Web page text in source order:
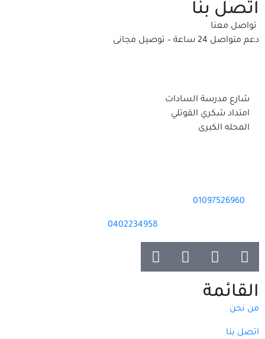
اتصل بنا
تواصل معنا
دعم متواصل 24 ساعة – توصيل مجانى
شارع مدرسة السادات
امتداد شكري القوتلي
المحله الكبرى
01097526960
0402234958
القائمة
من نحن
اتصل بنا